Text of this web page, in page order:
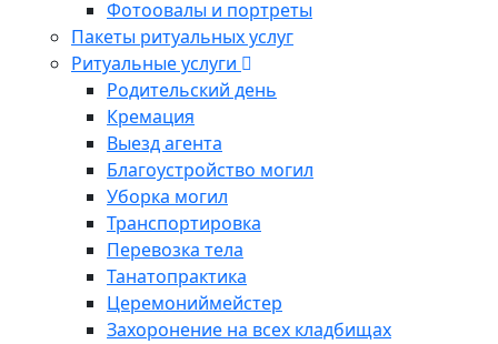
Фотоовалы и портреты
Пакеты ритуальных услуг
Ритуальные услуги
Родительский день
Кремация
Выезд агента
Благоустройство могил
Уборка могил
Транспортировка
Перевозка тела
Танатопрактика
Церемониймейстер
Захоронение на всех кладбищах